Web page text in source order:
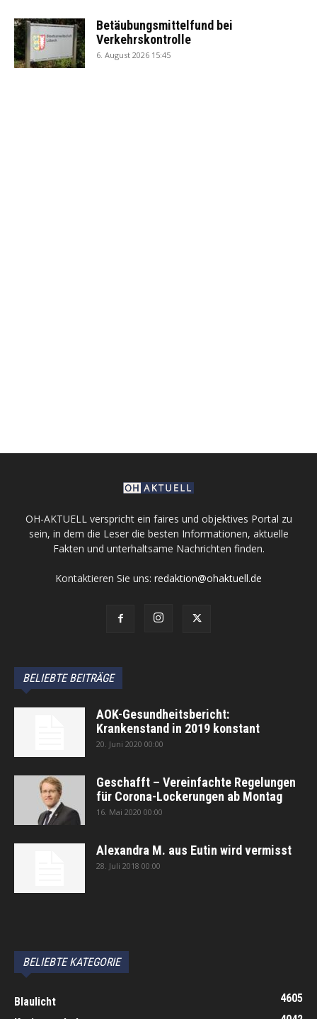
Betäubungsmittelfund bei
Verkehrskontrolle
6. August 2026 15:45
OH-AKTUELL verspricht ein faires und objektives Portal zu
sein, in dem die Leser die besten Informationen, aktuelle
Fakten und unterhaltsame Nachrichten finden.
Kontaktieren Sie uns: redaktion@ohaktuell.de
BELIEBTE BEITRÄGE
AOK-Gesundheitsbericht:
Krankenstand in 2019 konstant
20. Juni 2020 00:00
Geschafft – Vereinfachte Regelungen
für Corona-Lockerungen ab Montag
16. Mai 2020 00:00
Alexandra M. aus Eutin wird vermisst
28. Juli 2018 00:00
BELIEBTE KATEGORIE
Blaulicht
4605